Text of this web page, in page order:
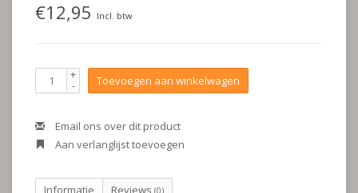
€12,95 Incl. btw
+
- Toevoegen aan winkelwagen
Email ons over dit product
Aan verlanglijst toevoegen
Informatie Reviews (0)